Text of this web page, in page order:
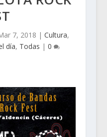
7, 2018 | Cultura,
día, Todas | 0